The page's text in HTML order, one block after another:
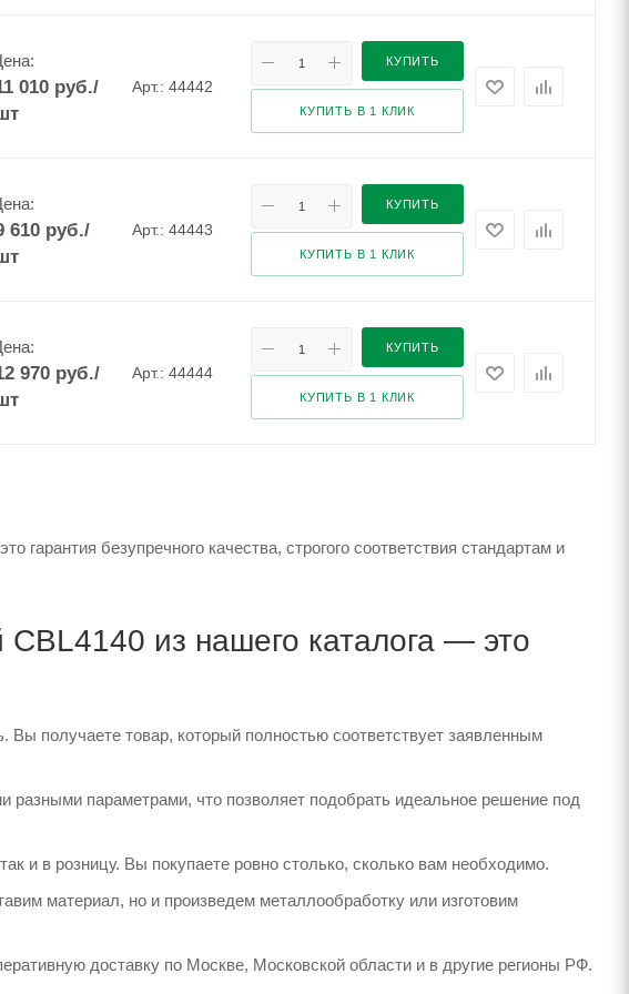
010руб./
Арт.: 44442
КУПИТЬ
КУПИТЬ В 1 КЛИК
610руб./
Арт.: 44443
КУПИТЬ
КУПИТЬ В 1 КЛИК
970руб./
Арт.: 44444
КУПИТЬ
КУПИТЬ В 1 КЛИК
безупречного качества, строгого соответствия стандартам и
из нашего каталога — это
Вы получаете товар, который полностью соответствует заявленным
разными параметрами, что позволяет подобрать идеальное решение под
и в розницу. Вы покупаете ровно столько, сколько вам необходимо.
материал, но и произведем металлообработку или изготовим
доставку по Москве, Московской области и в другие регионы РФ.